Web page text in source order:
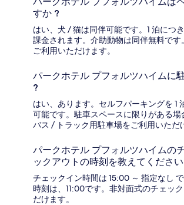
すか ?
はい、犬 / 猫は同伴可能です。1 泊につき
課金されます。介助動物は同伴無料で
ご利用いただけます。
パークホテル プフォルツハイムに
?
はい、あります。セルフパーキングを 1
可能です。駐車スペースに限りがある場
バス / トラック用駐車場をご利用いただ
パークホテル プフォルツハイムの
ックアウトの時刻を教えてください
チェックイン時間は 15:00 ～ 指定なし
時刻は、11:00です。非対面式のチェッ
だけます。